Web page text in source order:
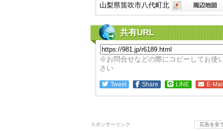
山梨県笛吹市八代町北
共有URL
※お問合せなどの際にコピーしてお使
さい
Tweet Share LINE E-
スポンサーリンク 広告を全